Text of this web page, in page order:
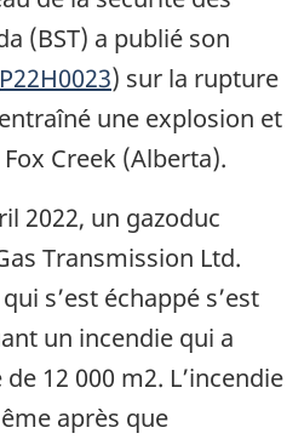
(BST) a publié son
P22H0023) sur la rupture
une explosion et
Creek (Alberta).
2022, un gazoduc
Transmission Ltd.
s’est échappé s’est
un incendie qui a
12 000 m2. L’incendie
après que